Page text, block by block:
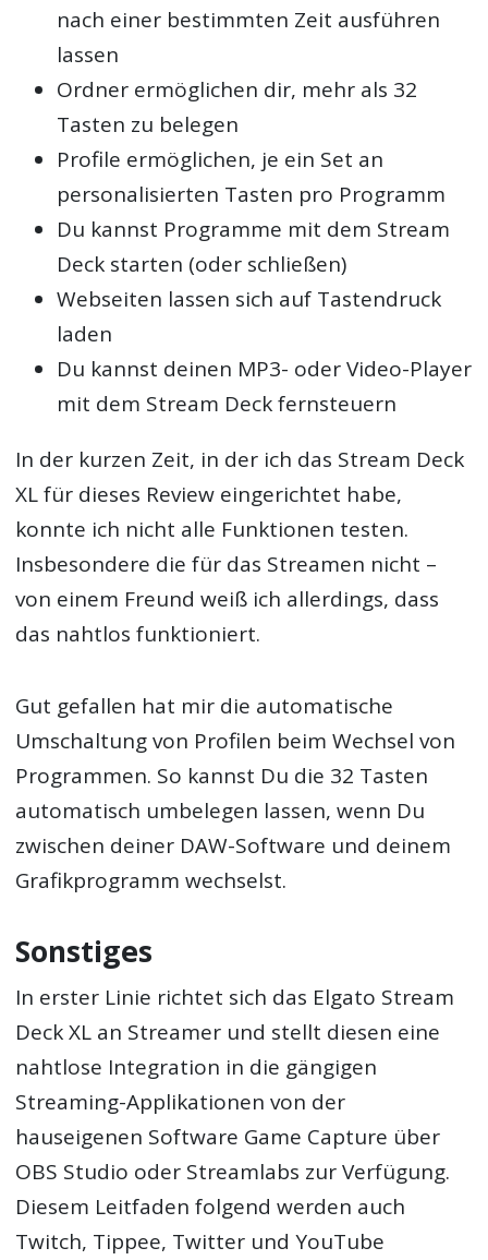
nach einer bestimmten Zeit ausführen
lassen
Ordner ermöglichen dir, mehr als 32
Tasten zu belegen
Profile ermöglichen, je ein Set an
personalisierten Tasten pro Programm
Du kannst Programme mit dem Stream
Deck starten (oder schließen)
Webseiten lassen sich auf Tastendruck
laden
Du kannst deinen MP3- oder Video-Player
mit dem Stream Deck fernsteuern
In der kurzen Zeit, in der ich das Stream Deck
XL für dieses Review eingerichtet habe,
konnte ich nicht alle Funktionen testen.
Insbesondere die für das Streamen nicht –
von einem Freund weiß ich allerdings, dass
das nahtlos funktioniert.
Gut gefallen hat mir die automatische
Umschaltung von Profilen beim Wechsel von
Programmen. So kannst Du die 32 Tasten
automatisch umbelegen lassen, wenn Du
zwischen deiner DAW-Software und deinem
Grafikprogramm wechselst.
Sonstiges
In erster Linie richtet sich das Elgato Stream
Deck XL an Streamer und stellt diesen eine
nahtlose Integration in die gängigen
Streaming-Applikationen von der
hauseigenen Software Game Capture über
OBS Studio oder Streamlabs zur Verfügung.
Diesem Leitfaden folgend werden auch
Twitch, Tippee, Twitter und YouTube